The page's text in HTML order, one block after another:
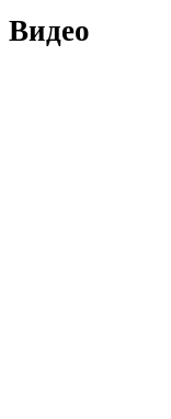
Видео